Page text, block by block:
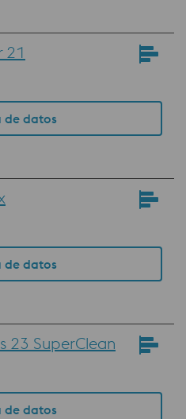
21
de datos
de datos
23 SuperClean
de datos